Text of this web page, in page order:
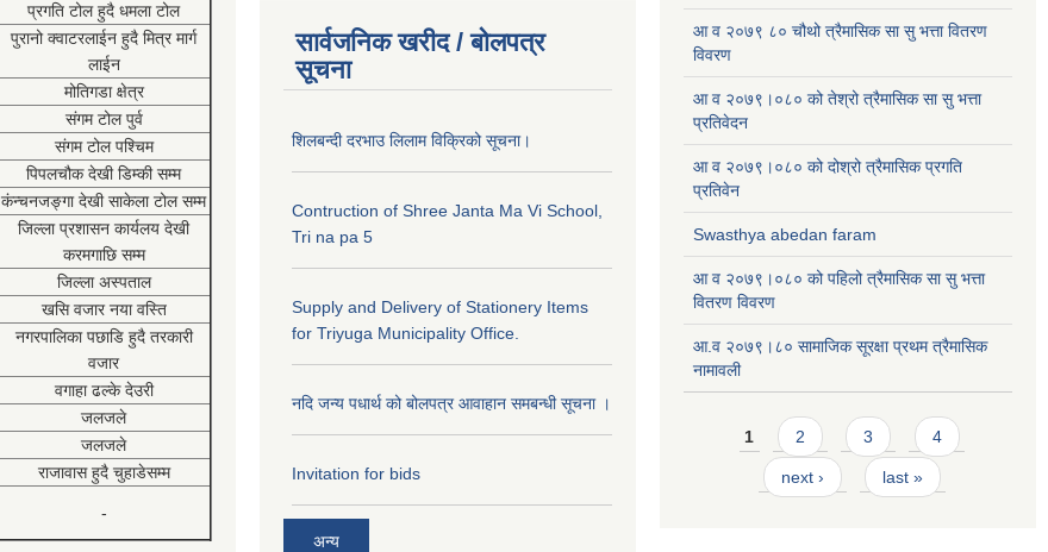
प्रगति टोल हुदै धमला टोल
पुरानो क्वाटरलाईन हुदै मित्र मार्ग
लाईन
मोतिगडा क्षेत्र
संगम टोल पुर्व
संगम टोल पश्चिम
पिपलचौक देखी डिम्की सम्म
कंन्चनजङ्गा देखी साकेला टोल सम्म
जिल्ला प्रशासन कार्यलय देखी
करमगाछि सम्म
जिल्ला अस्पताल
खसि वजार नया वस्ति
नगरपालिका पछाडि हुदै तरकारी
वजार
वगाहा ढल्के देउरी
जलजले
जलजले
राजावास हुदै चुहाडेसम्म
-
सार्वजनिक खरीद / बोलपत्र
सूचना
शिलबन्दी दरभाउ लिलाम विक्रिको सूचना।
Contruction of Shree Janta Ma Vi School,
Tri na pa 5
Supply and Delivery of Stationery Items
for Triyuga Municipality Office.
नदि जन्य पधार्थ को बोलपत्र आवाहान समबन्धी सूचना ।
Invitation for bids
अन्य
आ व २०७९ ८० चौथो त्रैमासिक सा सु भत्ता वितरण
विवरण
आ व २०७९।०८० को तेश्रो त्रैमासिक सा सु भत्ता
प्रतिवेदन
आ व २०७९।०८० को दोश्रो त्रैमासिक प्रगति
प्रतिवेन
Swasthya abedan faram
आ व २०७९।०८० को पहिलो त्रैमासिक सा सु भत्ता
वितरण विवरण
आ.व २०७९।८० सामाजिक सूरक्षा प्रथम त्रैमासिक
नामावली
Pages
1 2 3 4
next › last »